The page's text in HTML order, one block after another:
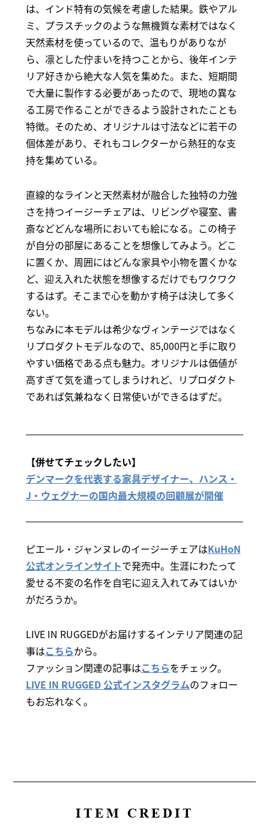
は、インド特有の気候を考慮した結果。鉄やアル
ミ、プラスチックのような無機質な素材ではなく
天然素材を使っているので、温もりがありなが
ら、凛とした佇まいを持つことから、後年インテ
リア好きから絶大な人気を集めた。また、短期間
で大量に製作する必要があったので、現地の異な
る工房で作ることができるよう設計されたことも
特徴。そのため、オリジナルは寸法などに若干の
個体差があり、それもコレクターから熱狂的な支
持を集めている。
直線的なラインと天然素材が融合した独特の力強
さを持つイージーチェアは、リビングや寝室、書
斎などどんな場所においても絵になる。この椅子
が自分の部屋にあることを想像してみよう。どこ
に置くか、周囲にはどんな家具や小物を置くかな
ど、迎え入れた状態を想像するだけでもワクワク
するはず。そこまで心を動かす椅子は決して多く
ない。
ちなみに本モデルは希少なヴィンテージではなく
リプロダクトモデルなので、85,000円と手に取り
やすい価格である点も魅力。オリジナルは価値が
高すぎて気を遣ってしまうけれど、リプロダクト
であれば気兼ねなく日常使いができるはずだ。
【併せてチェックしたい】
デンマークを代表する家具デザイナー、ハンス・
J・ウェグナーの国内最大規模の回顧展が開催
ピエール・ジャンヌレのイージーチェアはKuHoN
公式オンラインサイトで発売中。生涯にわたって
愛せる不変の名作を自宅に迎え入れてみてはいか
がだろうか。
LIVE IN RUGGEDがお届けするインテリア関連の記
事はこちらから。
ファッション関連の記事はこちらをチェック。
LIVE IN RUGGED 公式インスタグラムのフォロー
もお忘れなく。
ITEM CREDIT